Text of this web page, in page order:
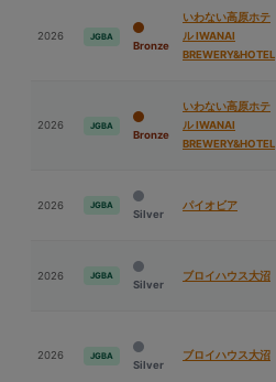
2026 JGBA
Bronze
いわない高原ホテ
ル IWANAI
BREWERY&HOTEL
2026 JGBA
Bronze
いわない高原ホテ
ル IWANAI
BREWERY&HOTEL
2026 JGBA
Silver
パイオビア
2026 JGBA
Silver
ブロイハウス⼤沼
2026 JGBA
Silver
ブロイハウス⼤沼